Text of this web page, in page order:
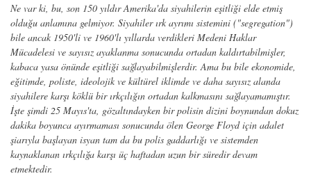
Ne var ki, bu, son 150 yıldır Amerika'da siyahilerin eşitliği elde etmiş
olduğu anlamına gelmiyor. Siyahiler ırk ayrımı sistemini ("segregation")
bile ancak 1950'li ve 1960'lı yıllarda verdikleri Medeni Haklar
Mücadelesi ve sayısız ayaklanma sonucunda ortadan kaldırtabilmişler,
kabaca yasa önünde eşitliği sağlayabilmişlerdir. Ama bu bile ekonomide,
eğitimde, poliste, ideolojik ve kültürel iklimde ve daha sayısız alanda
siyahilere karşı köklü bir ırkçılığın ortadan kalkmasını sağlayamamıştır.
İşte şimdi 25 Mayıs'ta, gözaltındayken bir polisin dizini boynundan dokuz
dakika boyunca ayırmaması sonucunda ölen George Floyd için adalet
şiarıyla başlayan isyan tam da bu polis gaddarlığı ve sistemden
kaynaklanan ırkçılığa karşı üç haftadan uzun bir süredir devam
etmektedir.